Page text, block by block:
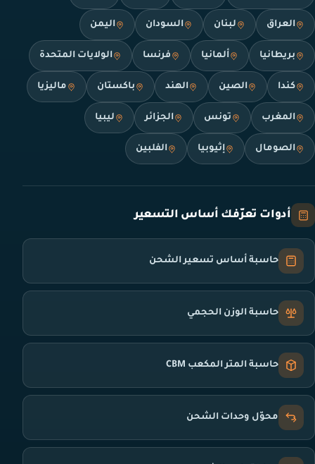
العراق لبنان السودان اليمن
بريطانيا ألمانيا فرنسا الولايات المتحدة
كندا الصين الهند باكستان ماليزيا
المغرب تونس الجزائر ليبيا
الصومال إثيوبيا الفلبين
أدوات تعرّفك أساس التسعير
حاسبة أساس تسعير الشحن
حاسبة الوزن الحجمي
حاسبة المتر المكعب CBM
محوّل وحدات الشحن